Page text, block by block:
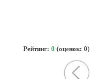
Рейтинг: 0 (оценок: 0)